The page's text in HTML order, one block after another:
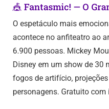
🎪 Fantasmic! — O
O espetáculo mais
acontece no anfiteatro ao
6.900 pessoas. Mickey
Disney em um show de 30
fogos de artifício,
personagens. Gratuito com